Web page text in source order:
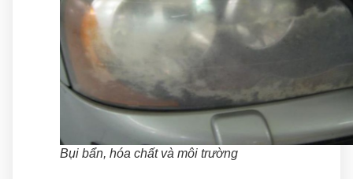
Bụi bẩn, hóa chất và môi trường